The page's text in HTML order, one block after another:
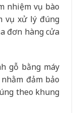
nhiệm vụ bào
vụ xử lý đúng
đơn hàng cửa
gỗ bằng máy
đảm bảo
theo khung